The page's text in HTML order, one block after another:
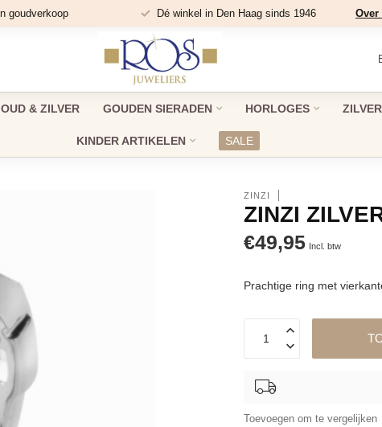
goudverkoop Dé winkel in Den Haag sinds 1946 Over
& ZILVER GOUDEN SIERADEN HORLOGES
KINDER ARTIKELEN SALE
ZINZI
ZINZI
€49,95 Incl. btw
Prachtige ring met
Toevoegen om te vergelijken